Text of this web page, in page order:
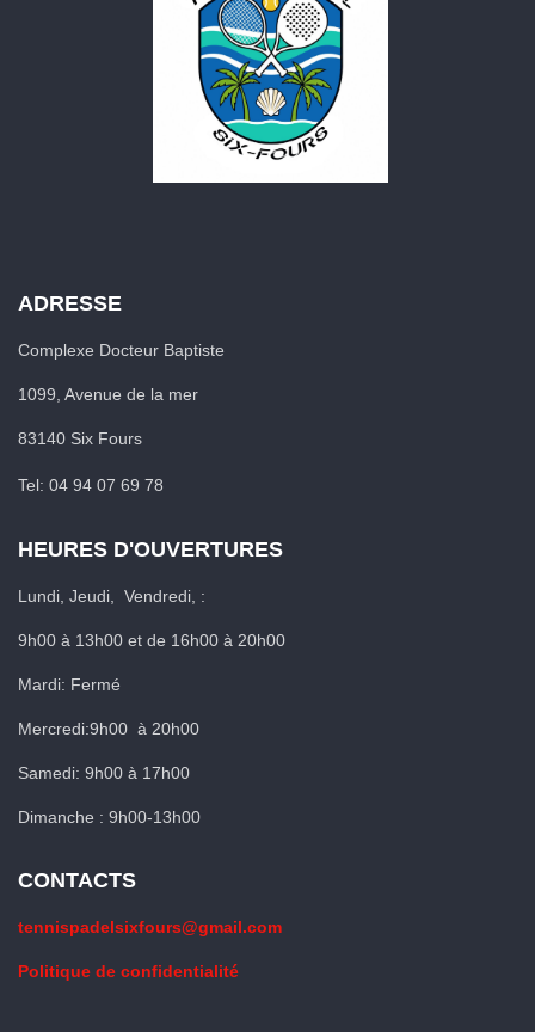
ADRESSE
Complexe Docteur Baptiste
1099, Avenue de la mer
83140 Six Fours
Tel: 04 94 07 69 78
HEURES D'OUVERTURES
Lundi, Jeudi, Vendredi, :
9h00 à 13h00 et de 16h00 à 20h00
Mardi: Fermé
Mercredi:9h00 à 20h00
Samedi: 9h00 à 17h00
Dimanche : 9h00-13h00
CONTACTS
tennispadelsixfours@gmail.com
Politique de confidentialité